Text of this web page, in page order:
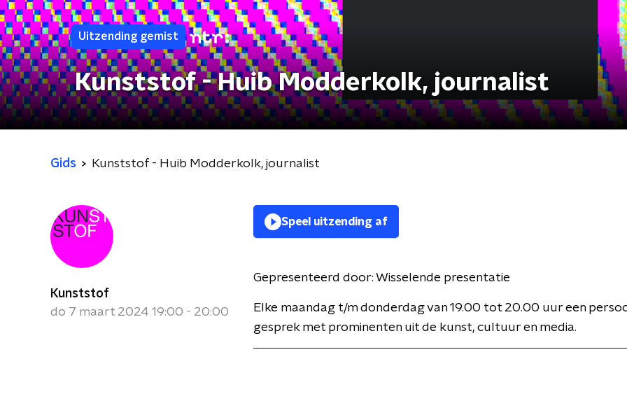
Uitzending gemist
Kunststof - Huib Modderkolk, journalist
Gids Kunststof - Huib Modderkolk, journalist
Kunststof
do 7 maart 2024 19:00 - 20:00
Speel uitzending af
Gepresenteerd door: Wisselende presentatie
Elke maandag t/m donderdag van 19.00 tot 20.00 uur een
gesprek met prominenten uit de kunst, cultuur en media.